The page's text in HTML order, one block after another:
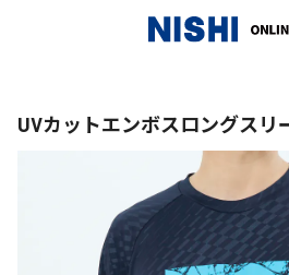
UVカットエンボスロングスリ